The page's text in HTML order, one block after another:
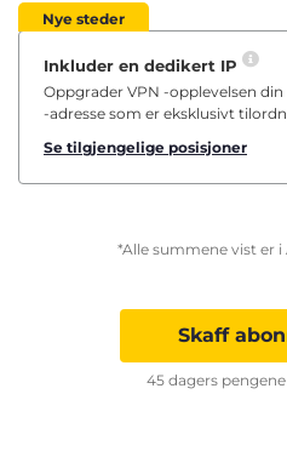
Nye steder
Inkluder en dedikert IP
Oppgrader VPN -opplevelsen din
-adresse som er eksklusivt
Se tilgjengelige posisjoner
*Alle summene vist er
Skaff
45 dagers